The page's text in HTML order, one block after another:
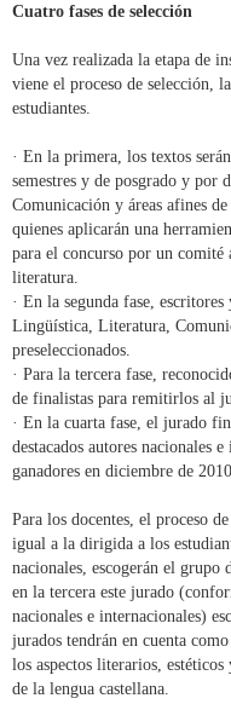
Cuatro fases de selección
Una vez realizada la etapa de
viene el proceso de selección,
estudiantes.
· En la primera, los textos
semestres y de posgrado y por
Comunicación y áreas afines
quienes aplicarán una
para el concurso por un comité
literatura.
· En la segunda fase,
Lingüística, Literatura,
preseleccionados.
· Para la tercera fase,
de finalistas para remitirlos al
· En la cuarta fase, el jurado
destacados autores nacionales
ganadores en diciembre de 2010.
Para los docentes, el proceso
igual a la dirigida a los
nacionales, escogerán el
en la tercera este jurado
nacionales e internacionales)
jurados tendrán en cuenta
los aspectos literarios,
de la lengua castellana.